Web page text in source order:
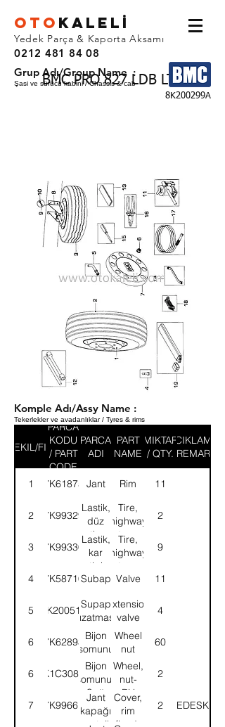
OTO KALEL İ
Yedek Parça & Kaporta Aksamı
0212 481 84 08
BMC PRO 827 LDB LTB
Grup Adı/Group Name :
Şasi ve sürücü kabini / Chassis & cab
8K200299A
Komple Adı/Assy Name :
Tekerlekler ve avadanlıklar / Tyres & rims
SEKIL/FIG
PARCA
KODU
/ PART
CODE
PARCA
ADI
PART
NAME
MIKTAR
/ QTY.
ACIKLAMA
/ REMARK
1 7K61875 Jant Rim 11
2 7K99329
Lastik,
düz
tip
Tire,
highway
type
2
3 7K99330
Lastik,
kar
tipi
Tire,
highway
type
9
4 7K58710Subap Valve 11
5 7K200511
Supap
uzatması
Extension
valve
4
6 7K62893
Bijon
somunu
Wheel
nut
60
6 K1C3084
Bijon
somunu-
Sağ
Wheel,
nut-
RH
2
7 7K99661
Jant
kapağı
montajlı-
Cover,
rim
fixed-
2
KIRMIZI/